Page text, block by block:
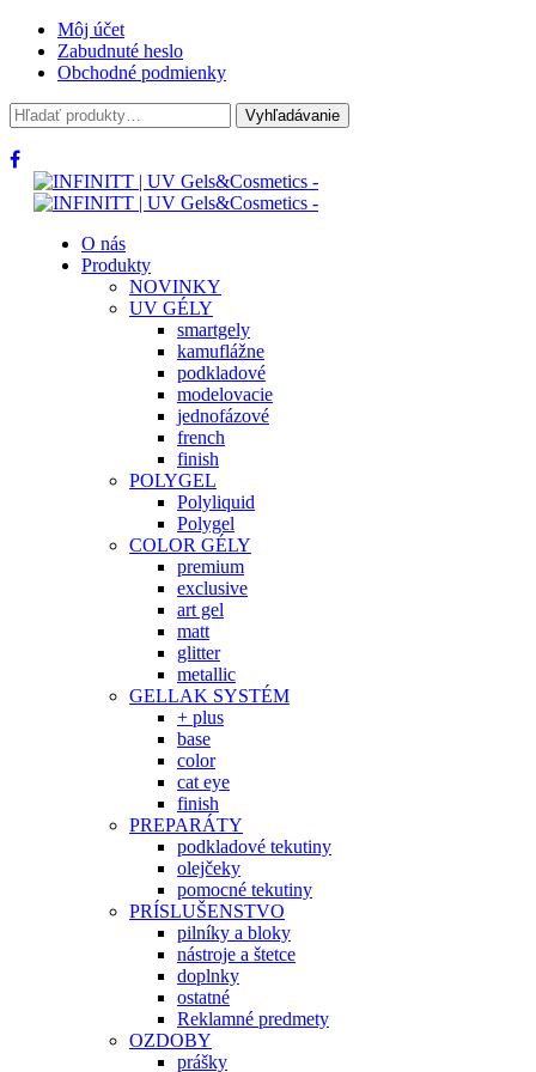
Môj účet
Zabudnuté heslo
Obchodné podmienky
Hľadať:
Vyhľadávanie
O nás
Produkty
NOVINKY
UV GÉLY
smartgely
kamuflážne
podkladové
modelovacie
jednofázové
french
finish
POLYGEL
Polyliquid
Polygel
COLOR GÉLY
premium
exclusive
art gel
matt
glitter
metallic
GELLAK SYSTÉM
+ plus
base
color
cat eye
finish
PREPARÁTY
podkladové tekutiny
olejčeky
pomocné tekutiny
PRÍSLUŠENSTVO
pilníky a bloky
nástroje a štetce
doplnky
ostatné
Reklamné predmety
OZDOBY
prášky